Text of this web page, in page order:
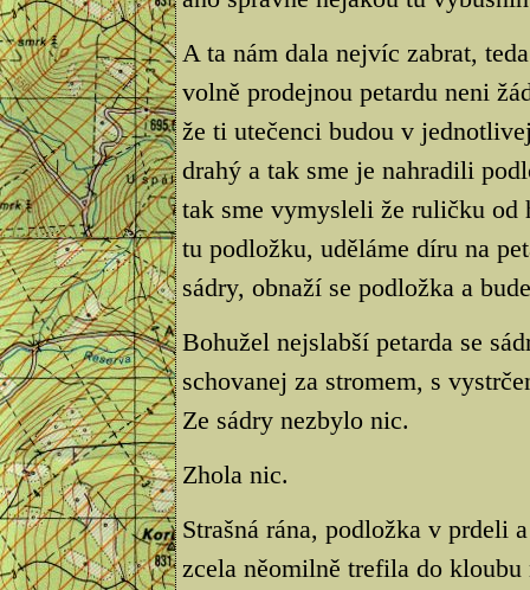
A ta nám dala nejvíc zabrat,
volně prodejnou petardu neni
že ti utečenci budou v
drahý a tak sme je nahradili
tak sme vymysleli že ruličku od
tu podložku, uděláme díru na
sádry, obnaží se podložka a
Bohužel nejslabší petarda se
schovanej za stromem, s
Ze sádry nezbylo nic.
Zhola nic.
Strašná rána, podložka v prdeli
zcela něomilně trefila do kloubu